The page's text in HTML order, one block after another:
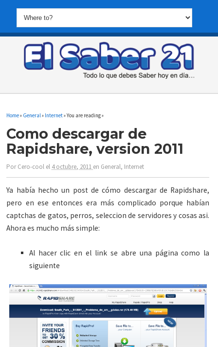
Home» General » Internet» You are reading »
Como descargar de
Rapidshare, version 2011
PorCero-cool el 4 octubre, 2011 en General, Internet
Ya había hecho un post de cómo descargar de Rapidshare,
pero en ese entonces era más complicado porque habían
captchas de gatos, perros, seleccion de servidores y cosas asi.
Ahora es mucho más simple:
Al hacer clic en el link se abre una página como la
siguiente